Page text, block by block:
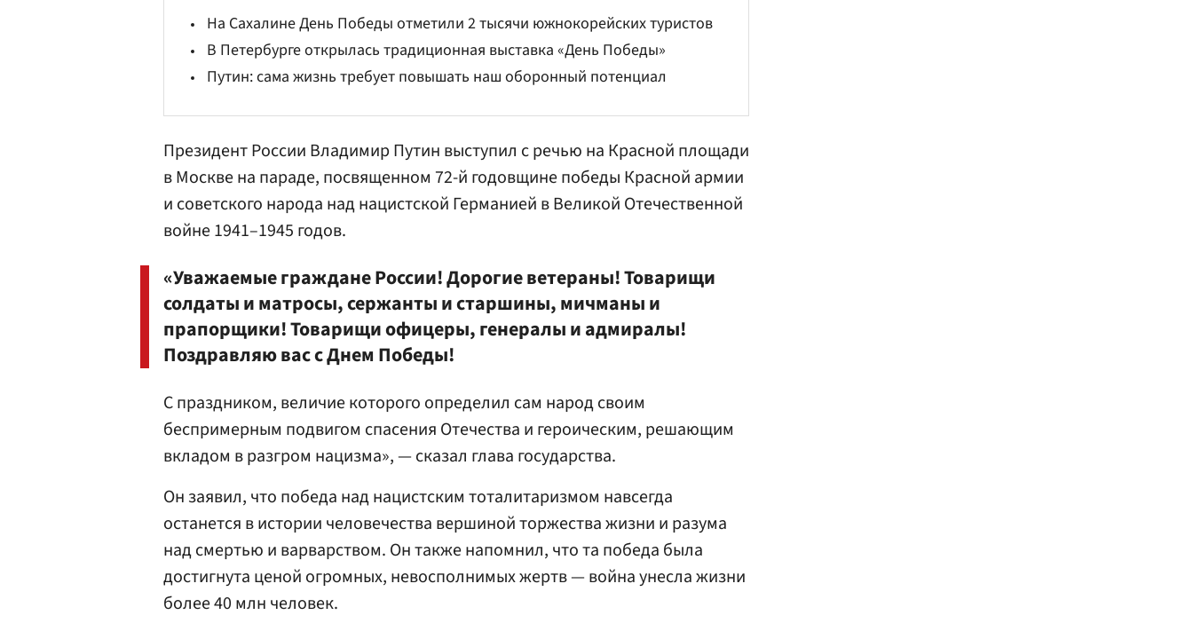
На Сахалине День Победы отметили 2 тысячи южнокорейских туристов
В Петербурге открылась традиционная выставка «День Победы»
Путин: сама жизнь требует повышать наш оборонный потенциал
Президент России Владимир Путин выступил с речью на Красной площади
в Москве на параде, посвященном 72-й годовщине победы Красной армии
и советского народа над нацистской Германией в Великой Отечественной
войне 1941–1945 годов.
«Уважаемые граждане России! Дорогие ветераны! Товарищи
солдаты и матросы, сержанты и старшины, мичманы и
прапорщики! Товарищи офицеры, генералы и адмиралы!
Поздравляю вас с Днем Победы!
С праздником, величие которого определил сам народ своим
беспримерным подвигом спасения Отечества и героическим, решающим
вкладом в разгром нацизма», — сказал глава государства.
Он заявил, что победа над нацистским тоталитаризмом навсегда
останется в истории человечества вершиной торжества жизни и разума
над смертью и варварством. Он также напомнил, что та победа была
достигнута ценой огромных, невосполнимых жертв — война унесла жизни
более 40 млн человек.